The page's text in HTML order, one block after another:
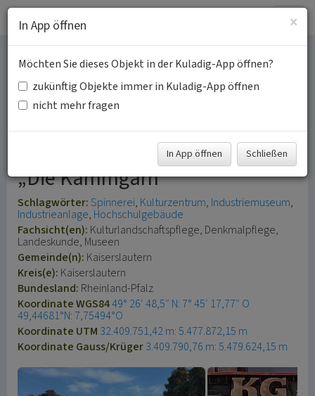
Werksgelände
Kammgarnspinnerei in
Kaiserslautern
„Die Kammgarn“
Schlagwörter: Spinnerei Kulturzentrum Industriemuseum
Industrieanlage Hochschulgebäude
Fachsicht(en): Kulturlandschaftspflege, Denkmalpflege,
Landeskunde, Museen
Gemeinde(n): Kaiserslautern
Kreis(e): Kaiserslautern
Bundesland: Rheinland-Pfalz
Koordinate WGS8449° 26′ 48,5″ N: 7° 45′ 17,77″ O
49,44681°N: 7,75494°O
Koordinate UTM 32.409.751,42 m: 5.477.872,15 m
Koordinate Gauss/Krüger3.409.790,76 m: 5.479.624,15 m
×
In App öffnen
Möchten Sie dieses Objekt in der Kuladig-App öffnen?
zukünftig Objekte immer in Kuladig-App öffnen
nicht mehr fragen
In App öffnen Schließen